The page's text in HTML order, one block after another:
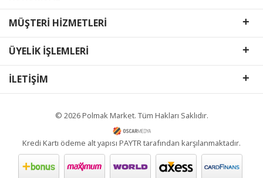
MÜŞTERİ HİZMETLERİ +
ÜYELİK İŞLEMLERİ +
İLETİŞİM +
© 2026 Polmak Market. Tüm Hakları Saklıdır.
Kredi Kartı ödeme alt yapısı PAYTR tarafından karşılanmaktadır.